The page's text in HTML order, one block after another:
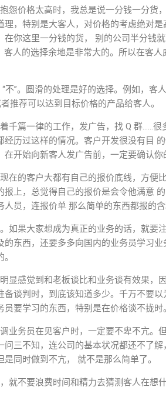
怨价格太高时，我总是说一分钱一分货
理，特别是大客人，对价格的考虑绝对
在你这里一分钱的货， 别的公司半分钱
客人的选择余地是非常大的。所以在客
”。圆滑的处理是好的选择。例如，客
推荐可以达到目标价格的产品给客人。
千篇一律的工作，发广告，找 Q 群……
经历过这样的情况。客户开发很没有目
开始向新客人发广告前，一定要确认你
在的客户大都有自己的报价底线，方便
报上，总觉得自己的报价是会令他满意
员，连报价单 那么简单的东西都报的
如果大家想成为真正的业务的话，就要
的东西，还要多多向国内的业务员学习
显感觉到和老板谈比和业务谈有效果，
备谈判时，到底该知道多少。千万不要
要学习的东西，特别是在价格谈不拢时。
业务员在见客户时，一定要不卑不亢。
三不知，连公司的基本状况都还不了
同时做到不亢， 就不是那么简单了。
就不要浪费时间和精力去猜测客人在想